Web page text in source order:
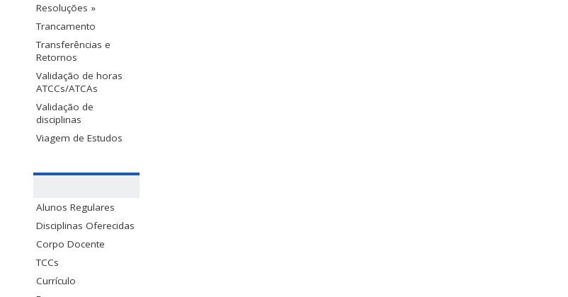
Resoluções »
Trancamento
Transferências e
Retornos
Validação de horas
ATCCs/ATCAs
Validação de
disciplinas
Viagem de Estudos
Alunos Regulares
Disciplinas Oferecidas
Corpo Docente
TCCs
Currículo